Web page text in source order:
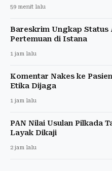
59 menit lalu
Bareskrim Ungkap Status
Pertemuan di Istana
1 jam lalu
Komentar Nakes ke
Etika Dijaga
1 jam lalu
PAN Nilai Usulan Pilkada
Layak Dikaji
2 jam lalu